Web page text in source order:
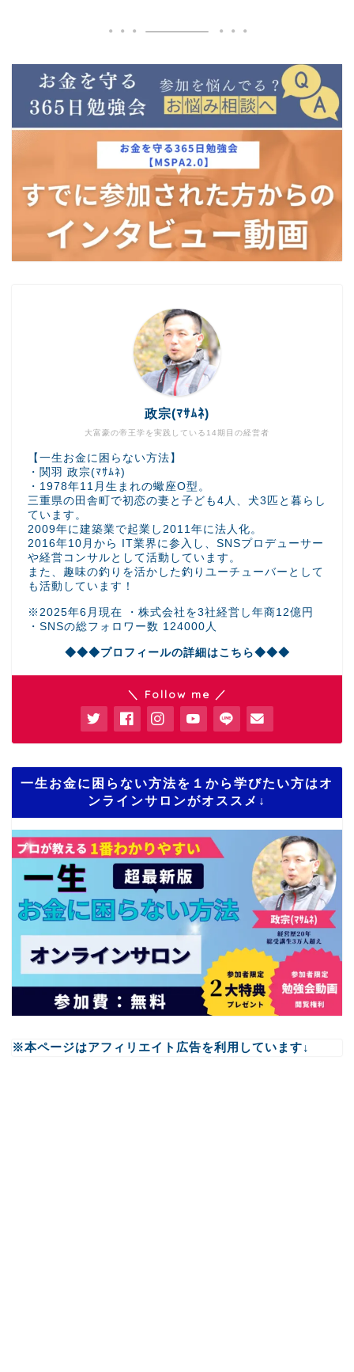
大富豪の帝王学を実践している14期目の経営者
政宗(ﾏｻﾑﾈ)
【一生お金に困らない方法】
・関羽 政宗(ﾏｻﾑﾈ)
・1978年11月生まれの蠍座O型。
三重県の田舎町で初恋の妻と子ども4人、犬3匹と暮らし
ています。
2009年に建築業で起業し2011年に法人化。
2016年10月から IT業界に参入し、SNSプロデューサー
や経営コンサルとして活動しています。
また、趣味の釣りを活かした釣りユーチューバーとして
も活動しています！
※2025年6月現在 ・株式会社を3社経営し年商12億円
・SNSの総フォロワー数 124000人
◆◆◆プロフィールの詳細はこちら◆◆◆
＼ Follow me ／
一生お金に困らない方法を１から学びたい方はオ
ンラインサロンがオススメ↓
※本ページはアフィリエイト広告を利用しています↓